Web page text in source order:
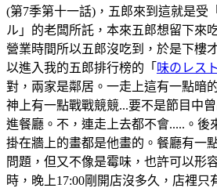
(第7季第十一話)，五郎來到這就是受
ル」的老闆所託，本來五郎想留下來
營業時間所以五郎沒吃到，於是下樓
以進入我的五郎排行榜的「 味のレス
對，兩家是鄰居。一走上這有一點暗
神上有一點戰戰競競...要不是節目中
進餐廳。不，連走上去都不會.....。後
掛在牆上的畫都是他畫的。餐廳有一
問題，但又不像是霉味，也許可以形
時，晚上17:00剛開店沒多久，店裡只